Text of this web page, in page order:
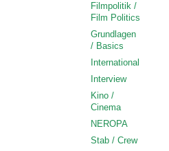
Filmpolitik /
Film Politics
Grundlagen
/ Basics
International
Interview
Kino /
Cinema
NEROPA
Stab / Crew